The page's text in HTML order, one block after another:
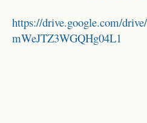
https://drive.google.com/
mWeJTZ3WGQHg04L1